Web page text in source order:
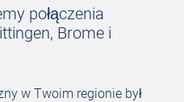
połączenia
Brome i
w Twoim regionie był